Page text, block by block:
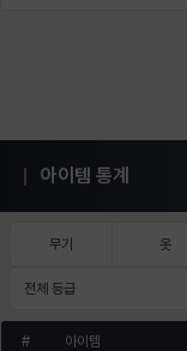
아이템 통계
무기 옷
전체 등급
# 아이템